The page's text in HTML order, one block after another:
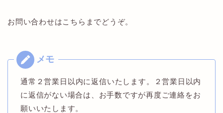
お問い合わせはこちらまでどうぞ。
通常２営業日以内に返信いたします。
２営業日以内
に返信がない場合は、お手数ですが再度ご連絡をお
願いいたします。